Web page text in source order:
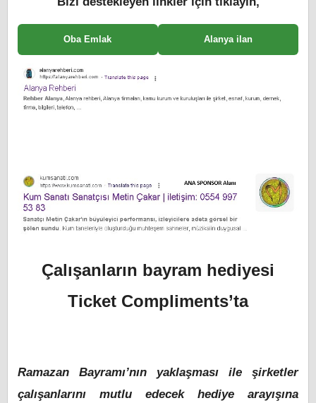
Oba Emlak Alanya ilan
Çalışanların bayram hediyesi
Ticket Compliments’ta
Ramazan Bayramı’nın yaklaşması ile şirketler
çalışanlarını mutlu edecek hediye arayışına